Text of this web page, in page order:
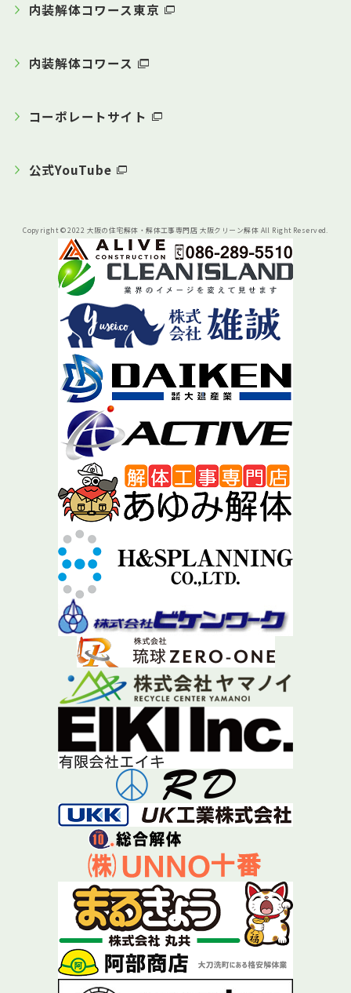
内装解体コワース東京
内装解体コワース
コーポレートサイト
公式YouTube
Copyright © 2022 大阪の住宅解体・解体工事専門店 大阪クリーン解体 All Right Reserved.